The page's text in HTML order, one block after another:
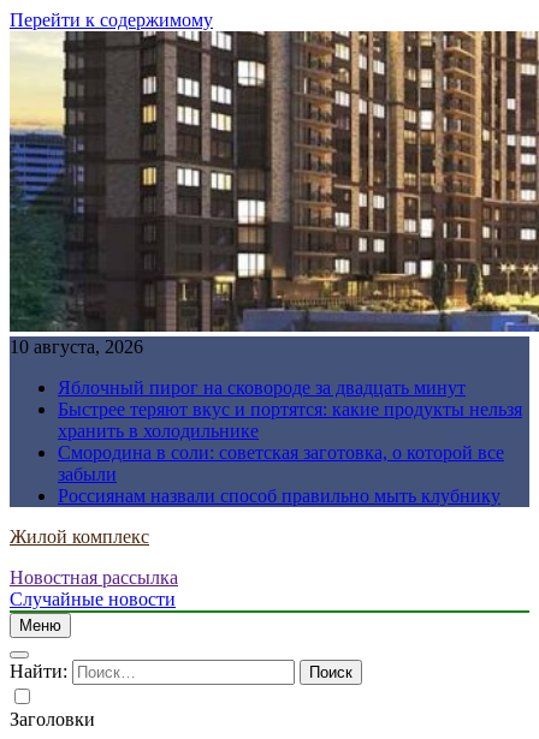
Перейти к содержимому
10 августа, 2026
Яблочный пирог на сковороде за двадцать минут
Быстрее теряют вкус и портятся: какие продукты нельзя
хранить в холодильнике
Смородина в соли: советская заготовка, о которой все
забыли
Россиянам назвали способ правильно мыть клубнику
Жилой комплекс
Новостная рассылка
Случайные новости
Меню
Найти:
Заголовки